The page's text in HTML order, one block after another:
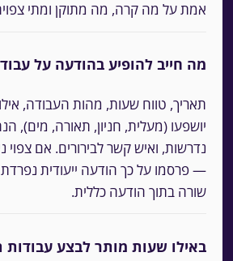
אמת על מה קרה, מה מתוקן ומתי
מה חייב להופיע בהודעה על
תאריך, טווח שעות, מהות העבודה,
יושפעו (מעלית, חניון, תאורה, מים),
נדרשות, ואיש קשר לבירורים. אם צפוי
— פרסמו על כך הודעה ייעודית
שורה בתוך הודעה כללית.
באילו שעות מותר לבצע עבודות